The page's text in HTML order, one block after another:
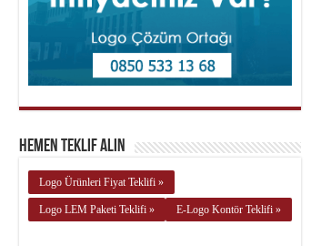
Hemen Teklif Alın
Logo Ürünleri Fiyat Teklifi »
Logo LEM Paketi Teklifi » E-Logo Kontör Teklifi »